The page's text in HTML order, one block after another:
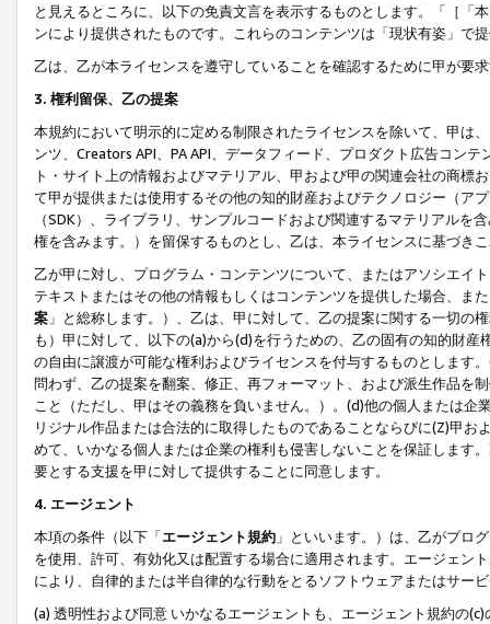
と見えるところに、以下の免責文言を表示するものとします。「［「
ンにより提供されたものです。これらのコンテンツは「現状有姿」で
乙は、乙が本ライセンスを遵守していることを確認するために甲が要
3. 権利留保、乙の提案
本規約において明示的に定める制限されたライセンスを除いて、甲は
ンツ、Creators API、PA API、データフィード、プロダクト広告コン
ト・サイト上の情報およびマテリアル、甲および甲の関連会社の商
て甲が提供または使用するその他の知的財産およびテクノロジー（ア
（SDK）、ライブラリ、サンプルコードおよび関連するマテリアル
権を含みます。）を留保するものとし、乙は、本ライセンスに基づき
乙が甲に対し、プログラム・コンテンツについて、またはアソシエイ
テキストまたはその他の情報もしくはコンテンツを提供した場合、ま
案 」と総称します。）、乙は、甲に対して、乙の提案に関する一切
も）甲に対して、以下の(a)から(d)を行うための、乙の固有の知的財
の自由に譲渡が可能な権利およびライセンスを付与するものとします
問わず、乙の提案を翻案、修正、再フォーマット、および派生作品を
こと（ただし、甲はその義務を負いません。）。(d)他の個人または
リジナル作品または合法的に取得したものであることならびに(Z)甲
めて、いかなる個人または企業の権利も侵害しないことを保証します
要とする支援を甲に対して提供することに同意します。
4. エージェント
本項の条件（以下「エージェント規約 」といいます。）は、乙がプロ
を使用、許可、有効化又は配置する場合に適用されます。エージェン
により、自律的または半自律的な行動をとるソフトウェアまたはサー
(a) 透明性および同意 いかなるエージェントも、エージェント規約の